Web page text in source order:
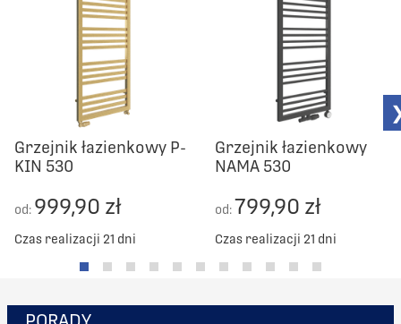
Grzejnik łazienkowy P-
KIN 530
od: 999,90 zł
Czas realizacji 21 dni
Grzejnik łazienkowy
NAMA 530
od:799,90 zł
Czas realizacji 21 dni